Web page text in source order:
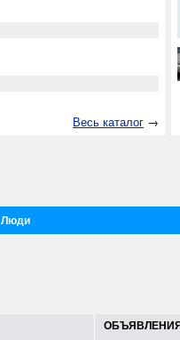
Весь каталог →
Люди